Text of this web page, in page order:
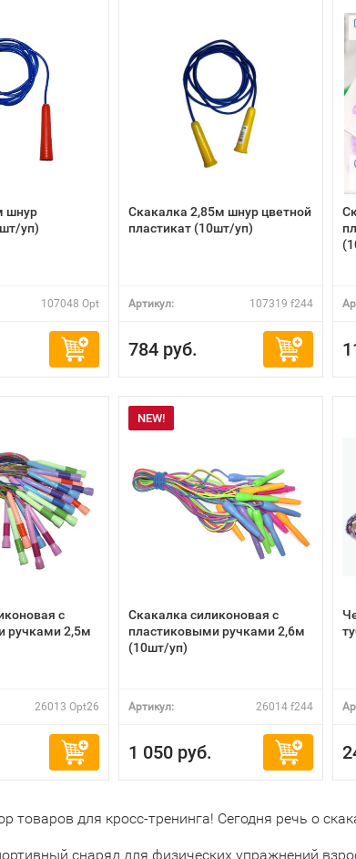
шнур
уп)
107048 Opt
Скакалка 2,85м шнур цветной
пластикат (10шт/уп)
Артикул: 107319 f244
784 руб.
с
ручками 2,5м
26013 Opt26
NEW!
Скакалка силиконовая с
пластиковыми ручками 2,6м
(10шт/уп)
Артикул: 26014 f244
1 050 руб.
товаров для кросс-тренинга! Сегодня речь о
снаряд для физических упражнений